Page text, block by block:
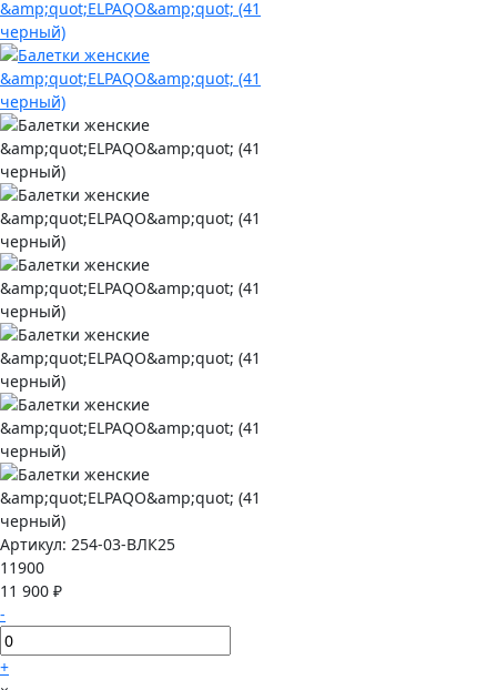
Артикул: 254-03-ВЛК25
11900
11 900 ₽
-
+